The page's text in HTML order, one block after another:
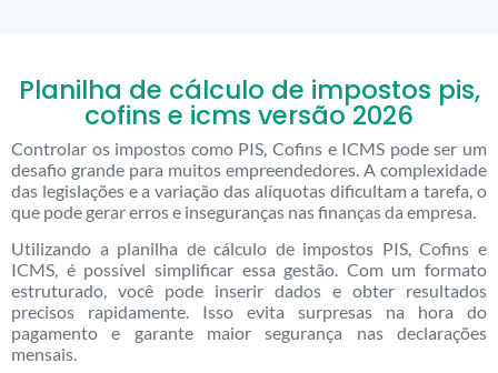
Planilha de cálculo de impostos pis,
cofins e icms versão 2026
Controlar os impostos como PIS, Cofins e ICMS pode ser um
desafio grande para muitos empreendedores. A complexidade
das legislações e a variação das alíquotas dificultam a tarefa, o
que pode gerar erros e inseguranças nas finanças da empresa.
Utilizando a planilha de cálculo de impostos PIS, Cofins e
ICMS, é possível simplificar essa gestão. Com um formato
estruturado, você pode inserir dados e obter resultados
precisos rapidamente. Isso evita surpresas na hora do
pagamento e garante maior segurança nas declarações
mensais.